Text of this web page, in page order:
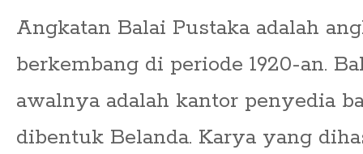
Angkatan Balai Pustaka adalah
berkembang di periode 1920-an.
awalnya adalah kantor penyedia
dibentuk Belanda. Karya yang